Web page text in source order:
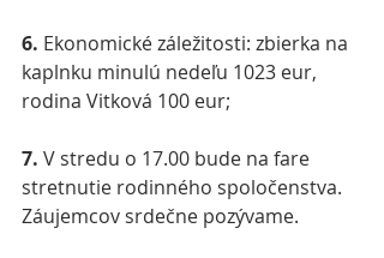
6. Ekonomické záležitosti: zbierka na
kaplnku minulú nedeľu 1023 eur,
rodina Vitková 100 eur;
7. V stredu o 17.00 bude na fare
stretnutie rodinného spoločenstva.
Záujemcov srdečne pozývame.